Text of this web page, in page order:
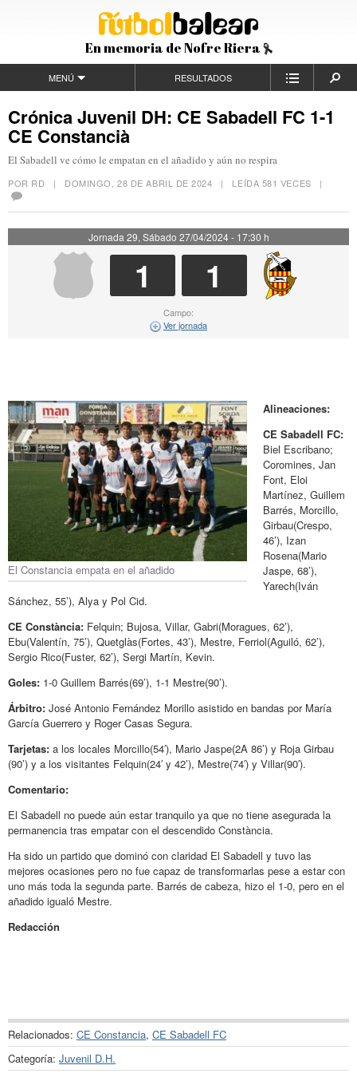
En memoria de Nofre Riera
MENÚ RESULTADOS
Crónica Juvenil DH: CE Sabadell FC 1-1
CE Constancià
El Sabadell ve cómo le empatan en el añadido y aún no respira
POR RD | DOMINGO, 28 DE ABRIL DE 2024 | LEÍDA 581 VECES |
Jornada 29, Sábado 27/04/2024 - 17:30 h
1 1
Campo:
Ver jornada
El Constancia empata en el añadido
Alineaciones:
CE Sabadell FC:
Biel Escribano;
Coromines, Jan
Font, Eloi
Martínez, Guillem
Barrés, Morcillo,
Girbau(Crespo,
46’), Izan
Rosena(Mario
Jaspe, 68’),
Yarech(Iván
Sánchez, 55’), Alya y Pol Cid.
CE Constància: Felquin; Bujosa, Villar, Gabri(Moragues, 62’),
Ebu(Valentín, 75’), Quetglàs(Fortes, 43’), Mestre, Ferriol(Aguiló, 62’),
Sergio Rico(Fuster, 62’), Sergi Martín, Kevin.
Goles: 1-0 Guillem Barrés(69’), 1-1 Mestre(90’).
Árbitro: José Antonio Fernández Morillo asistido en bandas por María
García Guerrero y Roger Casas Segura.
Tarjetas: a los locales Morcillo(54′), Mario Jaspe(2A 86’) y Roja Girbau
(90’) y a los visitantes Felquin(24′ y 42’), Mestre(74′) y Villar(90′).
Comentario:
El Sabadell no puede aún estar tranquilo ya que no tiene asegurada la
permanencia tras empatar con el descendido Constància.
Ha sido un partido que dominó con claridad El Sabadell y tuvo las
mejores ocasiones pero no fue capaz de transformarlas pese a estar con
uno más toda la segunda parte. Barrés de cabeza, hizo el 1-0, pero en el
añadido igualó Mestre.
Redacción
Relacionados: CE Constancia, CE Sabadell FC
Categoría: Juvenil D.H.